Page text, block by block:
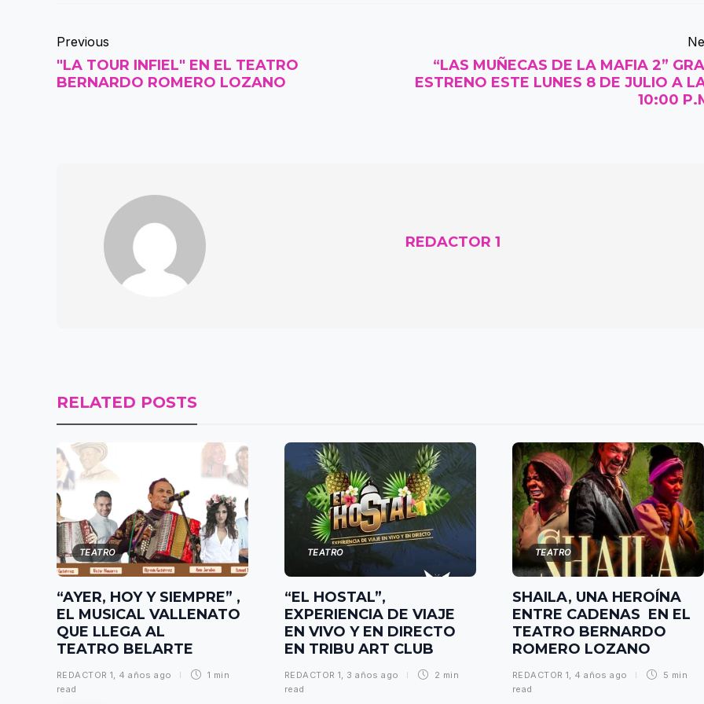
Previous
"LA TOUR INFIEL" EN EL TEATRO
BERNARDO ROMERO LOZANO
“LAS MUÑECAS DE LA MAFIA 2”
ESTRENO ESTE LUNES 8 DE JULIO A
10:00
REDACTOR 1
RELATED POSTS
TEATRO
“AYER, HOY Y SIEMPRE” ,
EL MUSICAL VALLENATO
QUE LLEGA AL
TEATRO BELARTE
REDACTOR 1 4 años ago
1 min
read
TEATRO
“EL HOSTAL”,
EXPERIENCIA DE VIAJE
EN VIVO Y EN DIRECTO
EN TRIBU ART CLUB
REDACTOR 1 3 años ago
2 min
read
TEATRO
SHAILA, UNA HEROÍNA
ENTRE CADENAS EN EL
TEATRO BERNARDO
ROMERO LOZANO
REDACTOR 1 4 años ago
5 min
read